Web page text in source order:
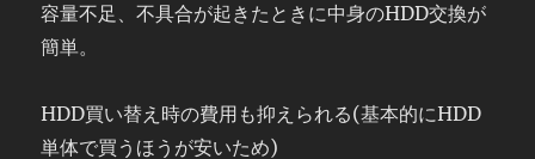
容量不足、不具合が起きたときに中身のHDD交換が
簡単。
HDD買い替え時の費用も抑えられる(基本的にHDD
単体で買うほうが安いため)